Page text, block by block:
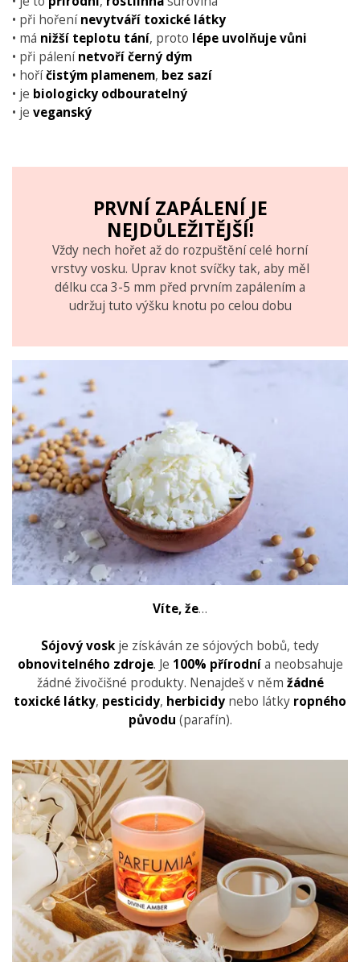
• při hořenínevytváří toxické látky
• má nižší teplotu tání, proto lépe uvolňuje vůni
• při pálenínetvoří černý dým
• hoříčistým plamenem, bez sazí
• je biologicky odbouratelný
• je veganský
PRVNÍ ZAPÁLENÍ JE
NEJDŮLEŽITĚJŠÍ!
Vždy nech hořet až do rozpuštění celé horní
vrstvy vosku. Uprav knot svíčky tak, aby měl
délku cca 3-5 mm před prvním zapálením a
udržuj tuto výšku knotu po celou dobu
Víte, že…
Sójový voskje získáván ze sójových bobů, tedy
obnovitelného zdroje. Je 100% přírodnía neobsahuje
žádné živočišné produkty. Nenajdeš v něm žádné
toxické látky, pesticidy, herbicidy nebo látky ropného
původu (parafín).